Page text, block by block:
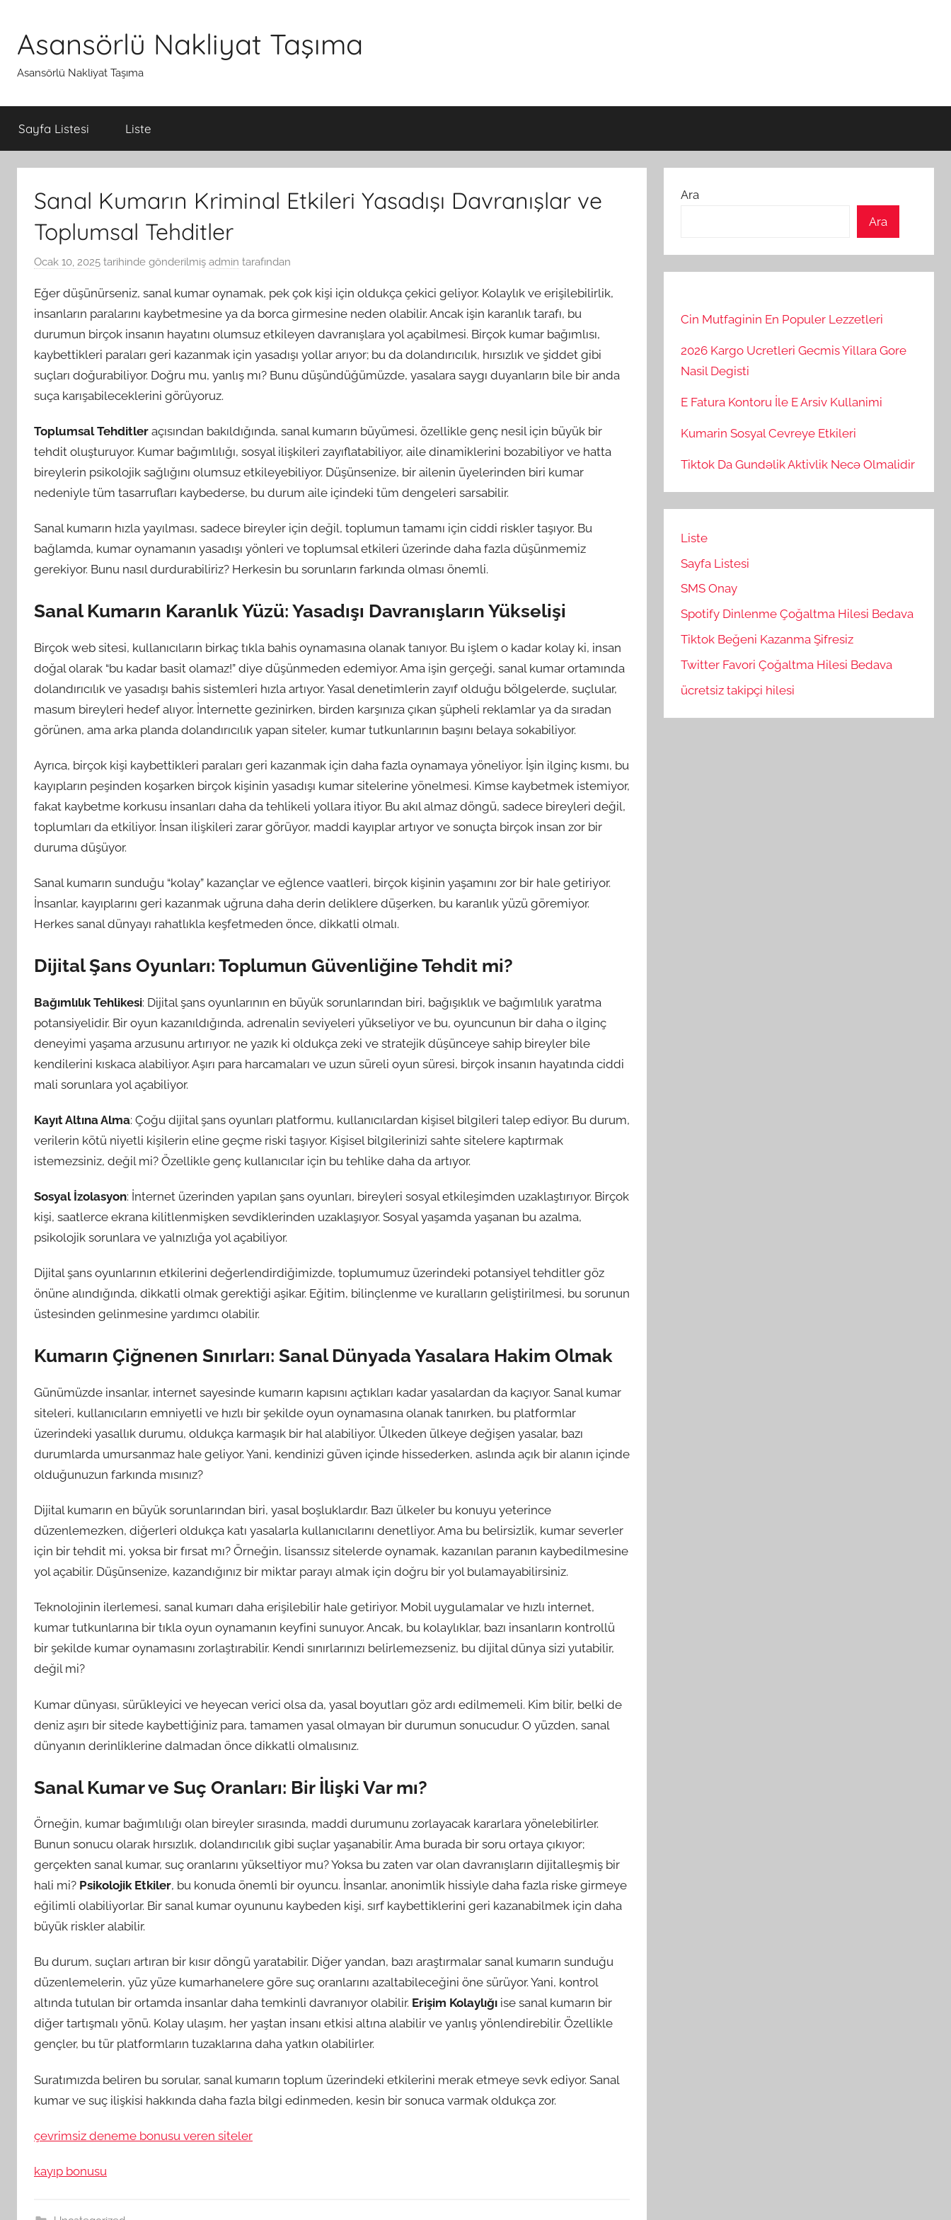
Asansörlü Nakliyat Taşıma
Asansörlü Nakliyat Taşıma
Sayfa Listesi Liste
Sanal Kumarın Kriminal Etkileri Yasadışı Davranışlar ve
Toplumsal Tehditler
Ocak 10, 2025 tarihinde gönderilmiş admin tarafından
Eğer düşünürseniz, sanal kumar oynamak, pek çok kişi için oldukça çekici geliyor. Kolaylık ve erişilebilirlik,
insanların paralarını kaybetmesine ya da borca girmesine neden olabilir. Ancak işin karanlık tarafı, bu
durumun birçok insanın hayatını olumsuz etkileyen davranışlara yol açabilmesi. Birçok kumar bağımlısı,
kaybettikleri paraları geri kazanmak için yasadışı yollar arıyor; bu da dolandırıcılık, hırsızlık ve şiddet gibi
suçları doğurabiliyor. Doğru mu, yanlış mı? Bunu düşündüğümüzde, yasalara saygı duyanların bile bir anda
suça karışabileceklerini görüyoruz.
Toplumsal Tehditler açısından bakıldığında, sanal kumarın büyümesi, özellikle genç nesil için büyük bir
tehdit oluşturuyor. Kumar bağımlılığı, sosyal ilişkileri zayıflatabiliyor, aile dinamiklerini bozabiliyor ve hatta
bireylerin psikolojik sağlığını olumsuz etkileyebiliyor. Düşünsenize, bir ailenin üyelerinden biri kumar
nedeniyle tüm tasarrufları kaybederse, bu durum aile içindeki tüm dengeleri sarsabilir.
Sanal kumarın hızla yayılması, sadece bireyler için değil, toplumun tamamı için ciddi riskler taşıyor. Bu
bağlamda, kumar oynamanın yasadışı yönleri ve toplumsal etkileri üzerinde daha fazla düşünmemiz
gerekiyor. Bunu nasıl durdurabiliriz? Herkesin bu sorunların farkında olması önemli.
Sanal Kumarın Karanlık Yüzü: Yasadışı Davranışların Yükselişi
Birçok web sitesi, kullanıcıların birkaç tıkla bahis oynamasına olanak tanıyor. Bu işlem o kadar kolay ki, insan
doğal olarak “bu kadar basit olamaz!” diye düşünmeden edemiyor. Ama işin gerçeği, sanal kumar ortamında
dolandırıcılık ve yasadışı bahis sistemleri hızla artıyor. Yasal denetimlerin zayıf olduğu bölgelerde, suçlular,
masum bireyleri hedef alıyor. İnternette gezinirken, birden karşınıza çıkan şüpheli reklamlar ya da sıradan
görünen, ama arka planda dolandırıcılık yapan siteler, kumar tutkunlarının başını belaya sokabiliyor.
Ayrıca, birçok kişi kaybettikleri paraları geri kazanmak için daha fazla oynamaya yöneliyor. İşin ilginç kısmı, bu
kayıpların peşinden koşarken birçok kişinin yasadışı kumar sitelerine yönelmesi. Kimse kaybetmek istemiyor,
fakat kaybetme korkusu insanları daha da tehlikeli yollara itiyor. Bu akıl almaz döngü, sadece bireyleri değil,
toplumları da etkiliyor. İnsan ilişkileri zarar görüyor, maddi kayıplar artıyor ve sonuçta birçok insan zor bir
duruma düşüyor.
Sanal kumarın sunduğu “kolay” kazançlar ve eğlence vaatleri, birçok kişinin yaşamını zor bir hale getiriyor.
İnsanlar, kayıplarını geri kazanmak uğruna daha derin deliklere düşerken, bu karanlık yüzü göremiyor.
Herkes sanal dünyayı rahatlıkla keşfetmeden önce, dikkatli olmalı.
Dijital Şans Oyunları: Toplumun Güvenliğine Tehdit mi?
Bağımlılık Tehlikesi: Dijital şans oyunlarının en büyük sorunlarından biri, bağışıklık ve bağımlılık yaratma
potansiyelidir. Bir oyun kazanıldığında, adrenalin seviyeleri yükseliyor ve bu, oyuncunun bir daha o ilginç
deneyimi yaşama arzusunu artırıyor. ne yazık ki oldukça zeki ve stratejik düşünceye sahip bireyler bile
kendilerini kıskaca alabiliyor. Aşırı para harcamaları ve uzun süreli oyun süresi, birçok insanın hayatında ciddi
mali sorunlara yol açabiliyor.
Kayıt Altına Alma: Çoğu dijital şans oyunları platformu, kullanıcılardan kişisel bilgileri talep ediyor. Bu durum,
verilerin kötü niyetli kişilerin eline geçme riski taşıyor. Kişisel bilgilerinizi sahte sitelere kaptırmak
istemezsiniz, değil mi? Özellikle genç kullanıcılar için bu tehlike daha da artıyor.
Sosyal İzolasyon: İnternet üzerinden yapılan şans oyunları, bireyleri sosyal etkileşimden uzaklaştırıyor. Birçok
kişi, saatlerce ekrana kilitlenmişken sevdiklerinden uzaklaşıyor. Sosyal yaşamda yaşanan bu azalma,
psikolojik sorunlara ve yalnızlığa yol açabiliyor.
Dijital şans oyunlarının etkilerini değerlendirdiğimizde, toplumumuz üzerindeki potansiyel tehditler göz
önüne alındığında, dikkatli olmak gerektiği aşikar. Eğitim, bilinçlenme ve kuralların geliştirilmesi, bu sorunun
üstesinden gelinmesine yardımcı olabilir.
Kumarın Çiğnenen Sınırları: Sanal Dünyada Yasalara Hakim Olmak
Günümüzde insanlar, internet sayesinde kumarın kapısını açtıkları kadar yasalardan da kaçıyor. Sanal kumar
siteleri, kullanıcıların emniyetli ve hızlı bir şekilde oyun oynamasına olanak tanırken, bu platformlar
üzerindeki yasallık durumu, oldukça karmaşık bir hal alabiliyor. Ülkeden ülkeye değişen yasalar, bazı
durumlarda umursanmaz hale geliyor. Yani, kendinizi güven içinde hissederken, aslında açık bir alanın içinde
olduğunuzun farkında mısınız?
Dijital kumarın en büyük sorunlarından biri, yasal boşluklardır. Bazı ülkeler bu konuyu yeterince
düzenlemezken, diğerleri oldukça katı yasalarla kullanıcılarını denetliyor. Ama bu belirsizlik, kumar severler
için bir tehdit mi, yoksa bir fırsat mı? Örneğin, lisanssız sitelerde oynamak, kazanılan paranın kaybedilmesine
yol açabilir. Düşünsenize, kazandığınız bir miktar parayı almak için doğru bir yol bulamayabilirsiniz.
Teknolojinin ilerlemesi, sanal kumarı daha erişilebilir hale getiriyor. Mobil uygulamalar ve hızlı internet,
kumar tutkunlarına bir tıkla oyun oynamanın keyfini sunuyor. Ancak, bu kolaylıklar, bazı insanların kontrollü
bir şekilde kumar oynamasını zorlaştırabilir. Kendi sınırlarınızı belirlemezseniz, bu dijital dünya sizi yutabilir,
değil mi?
Kumar dünyası, sürükleyici ve heyecan verici olsa da, yasal boyutları göz ardı edilmemeli. Kim bilir, belki de
deniz aşırı bir sitede kaybettiğiniz para, tamamen yasal olmayan bir durumun sonucudur. O yüzden, sanal
dünyanın derinliklerine dalmadan önce dikkatli olmalısınız.
Sanal Kumar ve Suç Oranları: Bir İlişki Var mı?
Örneğin, kumar bağımlılığı olan bireyler sırasında, maddi durumunu zorlayacak kararlara yönelebilirler.
Bunun sonucu olarak hırsızlık, dolandırıcılık gibi suçlar yaşanabilir. Ama burada bir soru ortaya çıkıyor;
gerçekten sanal kumar, suç oranlarını yükseltiyor mu? Yoksa bu zaten var olan davranışların dijitalleşmiş bir
hali mi? Psikolojik Etkiler, bu konuda önemli bir oyuncu. İnsanlar, anonimlik hissiyle daha fazla riske girmeye
eğilimli olabiliyorlar. Bir sanal kumar oyununu kaybeden kişi, sırf kaybettiklerini geri kazanabilmek için daha
büyük riskler alabilir.
Bu durum, suçları artıran bir kısır döngü yaratabilir. Diğer yandan, bazı araştırmalar sanal kumarın sunduğu
düzenlemelerin, yüz yüze kumarhanelere göre suç oranlarını azaltabileceğini öne sürüyor. Yani, kontrol
altında tutulan bir ortamda insanlar daha temkinli davranıyor olabilir. Erişim Kolaylığı ise sanal kumarın bir
diğer tartışmalı yönü. Kolay ulaşım, her yaştan insanı etkisi altına alabilir ve yanlış yönlendirebilir. Özellikle
gençler, bu tür platformların tuzaklarına daha yatkın olabilirler.
Suratımızda beliren bu sorular, sanal kumarın toplum üzerindeki etkilerini merak etmeye sevk ediyor. Sanal
kumar ve suç ilişkisi hakkında daha fazla bilgi edinmeden, kesin bir sonuca varmak oldukça zor.
çevrimsiz deneme bonusu veren siteler
kayıp bonusu
Ara
Ara
Cin Mutfaginin En Populer Lezzetleri
2026 Kargo Ucretleri Gecmis Yillara Gore
Nasil Degisti
E Fatura Kontoru İle E Arsiv Kullanimi
Kumarin Sosyal Cevreye Etkileri
Tiktok Da Gundəlik Aktivlik Necə Olmalidir
Liste
Sayfa Listesi
SMS Onay
Spotify Dinlenme Çoğaltma Hilesi Bedava
Tiktok Beğeni Kazanma Şifresiz
Twitter Favori Çoğaltma Hilesi Bedava
ücretsiz takipçi hilesi